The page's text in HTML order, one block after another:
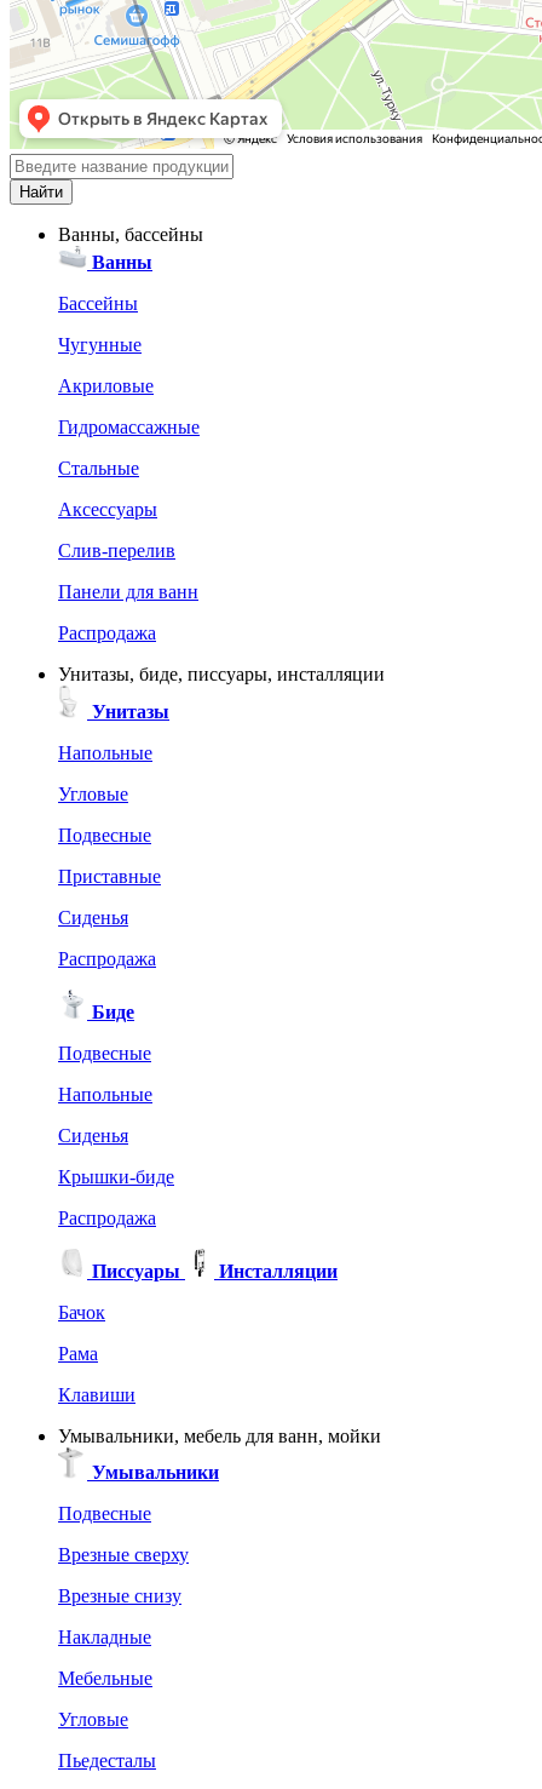
Ванны, бассейны
Ванны
Бассейны
Чугунные
Акриловые
Гидромассажные
Стальные
Аксессуары
Слив-перелив
Панели для ванн
Распродажа
Унитазы, биде, писсуары, инсталляции
Унитазы
Напольные
Угловые
Подвесные
Приставные
Сиденья
Распродажа
Биде
Подвесные
Напольные
Сиденья
Крышки-биде
Распродажа
Писсуары
Инсталляции
Бачок
Рама
Клавиши
Умывальники, мебель для ванн, мойки
Умывальники
Подвесные
Врезные сверху
Врезные снизу
Накладные
Мебельные
Угловые
Пьедесталы